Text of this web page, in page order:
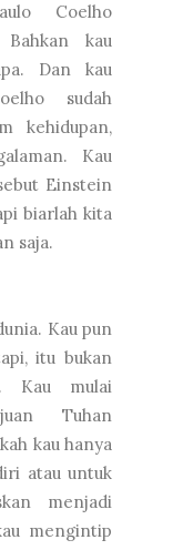
Coelho
Bahkan kau
Dan kau
sudah
kehidupan,
Kau
Einstein
biarlah kita
saja.
Kau pun
itu bukan
Kau mulai
Tuhan
kau hanya
atau untuk
menjadi
mengintip